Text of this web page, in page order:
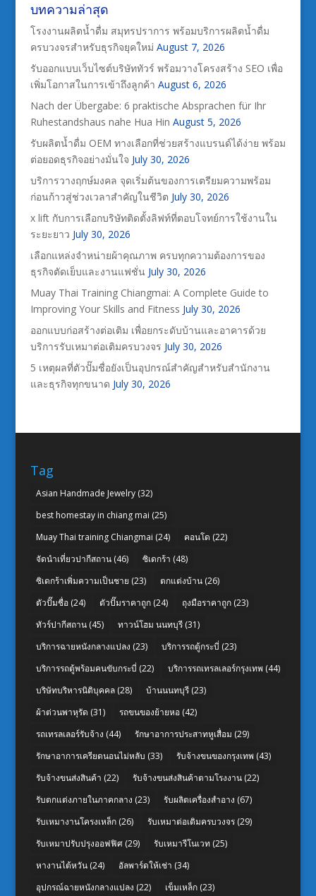
บทความล่าสุด
โรงงานผลิตน้ำดื่ม สมุทรปราการ พร้อมบริการผลิตน้ำดื่ม
ครบวงจรสำหรับธุรกิจยุคใหม่ August 7, 2026
รับออกแบบเว็บไซต์บริษัททัวร์ พร้อมวางโครงสร้าง SEO เพื่อ
เพิ่มโอกาสในการเข้าถึงลูกค้า August 6, 2026
Nach der Übergabe: 6 praktische Absprachen für Ihr
Ruhestandshaus nahe Hua Hin August 5, 2026
รับผลิตน้ำดื่ม OEM ทางเลือกที่ช่วยสร้างแบรนด์ได้ง่าย พร้อม
ต่อยอดธุรกิจอย่างมั่นใจ July 30, 2026
บริการวางฤกษ์มงคล จุดเริ่มต้นของการเตรียมความพร้อม
ก่อนก้าวสู่ช่วงเวลาสำคัญในชีวิต July 30, 2026
x lift กับการเลือกบริษัทติดตั้งลิฟท์ที่ตอบโจทย์การใช้งานใน
ระยะยาว July 30, 2026
เลือกแหล่งจำหน่ายผ้าคุณภาพ ครบทุกความต้องการของ
ธุรกิจตัดเย็บและงานแฟชั่น July 30, 2026
Muay Thai Training Chiangmai: A Complete Guide to
Improving Your Skills and Fitness July 30, 2026
ออกแบบก่อสร้างต่อเติม เพื่อยกระดับบ้านและอาคารด้วย
บริการรับเหมาต่อเติมครบวงจร July 30, 2026
5 เหตุผลที่ตัวปั๊มชื่อยังเป็นอุปกรณ์สำคัญสำหรับสำนักงาน
และธุรกิจทุกขนาด July 30, 2026
Tag
Asian Handmade Jewelry(32)
best homestay in chiang mai (25)
Muay Thai training Chiangmai (24) คอนโด (22)
จัดนำเที่ยวปากีสถาน(46) ซิเดกร้า (48)
ซิเดกร้าเพิ่มความเป็นชาย (23) ตกแต่งบ้าน(26)
ตัวปั๊มชื่อ(24) ตัวปั๊มราคาถูก(24) ถุงมือราคาถูก(23)
ทัวร์ปากีสถาน(45) ทาวน์โฮม นนทบุรี(31)
บริการฉายหนังกลางแปลง (23) บริการรถตู้กระบี่ (23)
บริการรถตู้พร้อมคนขับกระบี่ (22) บริการรถเทรลเลอร์กรุงเทพ (44)
บริษัทบริหารนิติบุคคล(28) บ้านนนทบุรี(23)
ผ้าต่วนพาหุรัด (31) รถขนของย้ายหอ(42)
รถเทรลเลอร์รับจ้าง (44) รักษาอาการประสาทหูเสื่อม (29)
รักษาอาการเครียดนอนไม่หลับ (33) รับจ้างขนของกรุงเทพ (43)
รับจ้างขนส่งสินค้า (22) รับจ้างขนส่งสินค้าตามโรงงาน(22)
รับตกแต่งภายในภาคกลาง (23) รับผลิตเครื่องสำอาง (67)
รับเหมางานโครงเหล็ก(26) รับเหมาต่อเติมครบวงจร(29)
รับเหมาปรับปรุงออฟฟิศ(29) รับเหมารีโนเวท (25)
หางานไต้หวัน(24) อัลพาร์ดให้เช่า (34)
อุปกรณ์ฉายหนังกลางแปลง (22) เข็มเหล็ก(23)